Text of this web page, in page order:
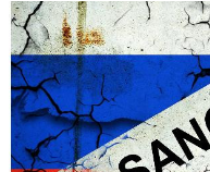
Araşdırma
Multimedia
Foto
Video
İnfoqrafika
Podcast